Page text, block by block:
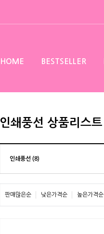
HOME BESTSELLER
인쇄풍선 상품리스트
인쇄풍선 (8)
판매많은순 낮은가격순 높은가격순